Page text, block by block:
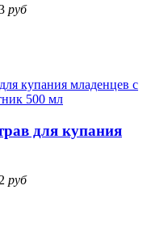
руб
для купания
руб